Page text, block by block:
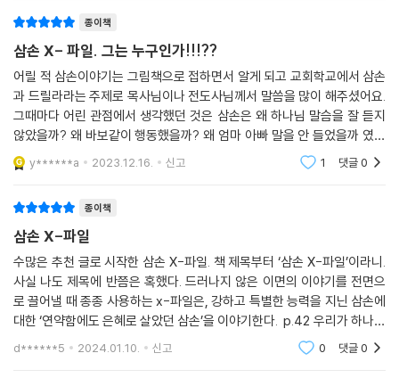
그러나 삼손 이야기는 그리스도인들에게 세상을 살아가는 데 실력이나 능
력보다 더 고려해야 할 것이 있다는 사실을 가르쳐 줍니다. 무시무시한 힘
을 가졌던 삼손은 사사로서 실력자였습니다. 그러나 놀라운 실력자였던 삼
손이지만, 성경은 삼손의 다른 모습에 더 초점을 맞추고 있습니다.
삼손의 출생에 담긴 놀라운 비밀은 하나님의 관점에서 삼손을 이해하도록
내셨을까?’ 이 비밀을 풀어야 삼손을 바르게 이해할 수 있습니다. 이 비밀
을 풀어야 우리 역시 하나님의 자녀로 왜 이 땅에 보냄을 받아 살아가고 있
는지 알아 갈 수 있습니다. 사사들 중에서 가장 특별한 능력을 가졌던 삼손
의 이야기는 그리스도인에게 하나님이 기대하시는 삶에 대한 많은 고민과
도전을 주고 있습니다.
하나님은 예수 그리스도를 통해서 이 땅에 사는 수많은 죄인들을 당신의
자녀로 부르셨습니다. 그리고 이스라엘 사사 시대처럼 ‘왕이 없는 것처럼’
상징적으로 보여 주는 존재였습니다. 이 책은 삼손의 출생에 담긴 놀라운
비밀을 추적하는 과정에서 이 질문에 대한 해답을 발견하고 독자들에게 그
X-파일을 공개하였습니다. 나실인으로 가장 특별한 능력을 가졌던 삼손의
이야기는 그리스도인에게 하나님께서 기대하시는 삶에 대한 많은 고민과
도전을 던져 줍니다.
- 이승진 (합동신학대학원대학교 설교학 교수)
화한 인격에서도 제 모범이 되었던 이홍길 박사의 삼손 해설서가 드디어
단행본으로 나오게 되어 기쁩니다. 해석의 정확성과 두드러진 균형감, 쉬
운 설명이 가장 큰 장점이지만, 무엇보다 신자로서, 부모로서, 자녀로서 우
리가 어떻게 살아가야 할지를 돌아보게 하는 점이 매우 유익합니다.
- 이재근 (광신대학교 신학과 교수)
감동적이고 드라마틱하게 잘 구성된 웅장한 드라마 한 편을 총천연색 영상
종이책
삼손 X- 파일. 그는 누구인가!!!??
어릴 적 삼손이야기는 그림책으로 접하면서 알게 되고 교회학교에서 삼손
과 드릴라라는 주제로 목사님이나 전도사님께서 말씀을 많이 해주셨어요.
그때마다 어린 관점에서 생각했던 것은 삼손은 왜 하나님 말슴을 잘 듣지
않았을까? 왜 바보같이 행동했을까? 왜 엄마 아빠 말을 안 들었을까 였지
요;; 어렸으니까요.. 하지만 지금으로 보면 어른이 된 우리도 삼손과 같은
삶을 살아가고
y******a 2023.12.16. 신고 1 댓글0
종이책
삼손 X-파일
수많은 추천 글로 시작한 삼손 X-파일. 책 제목부터 ‘삼손 X-파일’이라니.
사실 나도 제목에 반쯤은 혹했다. 드러나지 않은 이면의 이야기를 전면으
로 끌어낼 때 종종 사용하는 x-파일은, 강하고 특별한 능력을 지닌 삼손에
대한 ‘연약함에도 은혜로 살았던 삼손’을 이야기한다. p.42 우리가 하나님
을 경외할 때 뚜렷하게 나타나는 현상은 다른 그 어떤 것도 두려워하지 않
d******5 2024.01.10. 신고 0 댓글0